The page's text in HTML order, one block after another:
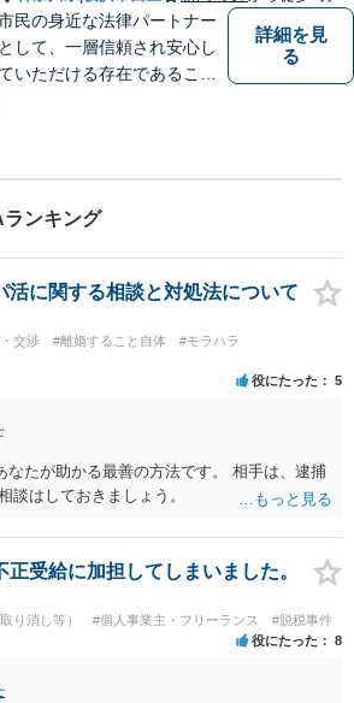
民の身近な法律パートナー
として、一層信頼され安心し
いただける存在であること
詳細を見
る
ンキング
活に関する相談と対処法について
交渉 #離婚すること自体
#モラハラ
役にたった 5
なたが助かる最善の方法です。 相手は、逮捕
談はしておきましょう。
正受給に加担してしまいました。
り消し等） #個人事業主・フリーランス #脱税事件
役にたった 8